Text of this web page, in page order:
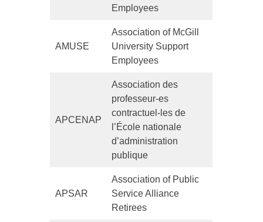
Employees
AMUSE
Association of McGill
University Support
Employees
APCENAP
Association des
professeur-es
contractuel-les de
l’École nationale
d’administration
publique
APSAR
Association of Public
Service Alliance
Retirees